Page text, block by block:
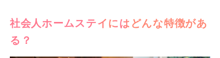
社会人ホームステイにはどんな特徴があ
る？